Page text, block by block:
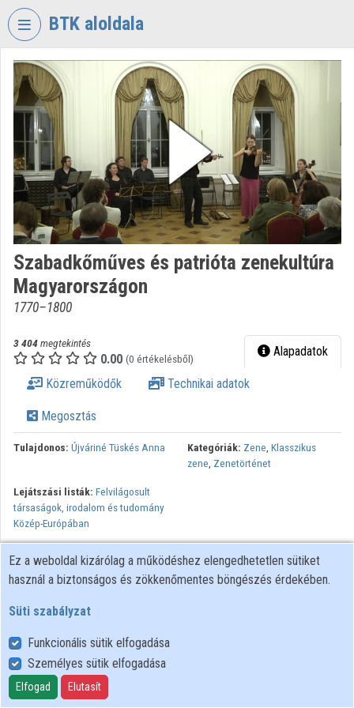
Fejléc kihagyása
BTK aloldala
VIDEO TORIUM
BÖLCSÉSZETTUDOMÁNYI
KUTATÓKÖZPONT
Intézményi kezdőlap
Bejelentkezés
Intézményi felfedezés
Kategóriák
Intézményi listák
Közreműködők
Szabadkőműves és patrióta zenekultúra
Magyarországon
1770–1800
3 404megtekintés
0.00 (0 értékelésből) Alapadatok
Közreműködők Technikai adatok
Megosztás
Tulajdonos: Újváriné Tüskés Anna Kategóriák: Zene, Klasszikus
zene, Zenetörténet
Lejátszási listák: Felvilágosult
társaságok, irodalom és tudomány
Közép-Európában
Francia-német szabadkőműves dalok (Pérau, 1745) Élet, élet,
kedvessé csak a barátság tész (1790 k.) Csokonai Vitéz Mihály:
Libertas optima rerum (1794) Pesti magyar verbunkok (Zgurits
Imre gyűjteménye, 1790) Pálóczi Horváth Ádám: Árion
(Festetics Györgyhöz, 1801) Pálóczi Horváth Ádám: Égi
fenyegetés, üstökös csillag (1790) Pergamus filii patriae –
Verseghy Ferenc: A marsziliai ének (1794) Batsányi János: A látó
(1791) Kossovits József: Lassú magyar (1794) Csokonai Vitéz
Ez a weboldal kizárólag a működéshez elengedhetetlen sütiket
használ a biztonságos és zökkenőmentes böngészés érdekében.
Süti szabályzat
Funkcionális sütik elfogadása
Személyes sütik elfogadása
Elfogad Elutasít